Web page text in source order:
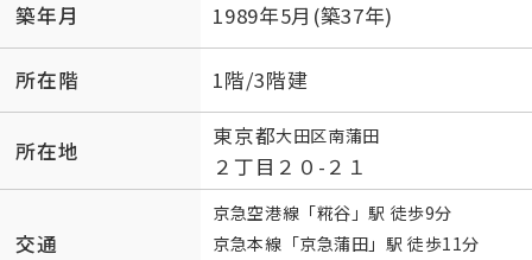
築年月 1989年5月(築37年)
所在階 1階/3階建
所在地
東京都大田区南蒲田
２丁目２０-２１
交通
京急空港線 「糀谷 」駅 徒歩9分
京急本線 「京急蒲田 」駅 徒歩11分